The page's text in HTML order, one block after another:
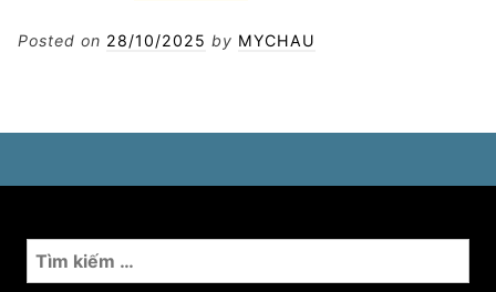
vá
Posted on 28/10/2025 by MYCHAU
Tìm
kiếm